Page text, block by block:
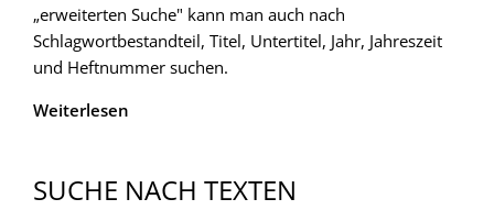
„erweiterten Suche" kann man auch nach
Schlagwortbestandteil, Titel, Untertitel, Jahr, Jahreszeit
und Heftnummer suchen.
Weiterlesen
SUCHE NACH TEXTEN